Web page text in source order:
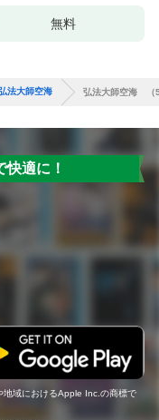
無料
法大師空海 弘法大師空海 （
適に！
域におけるApple Inc.の商標で